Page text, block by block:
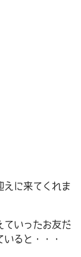
えに来てくれま
ていったお友だ
ると・・・